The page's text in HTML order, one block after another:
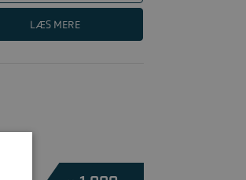
LÆS MERE